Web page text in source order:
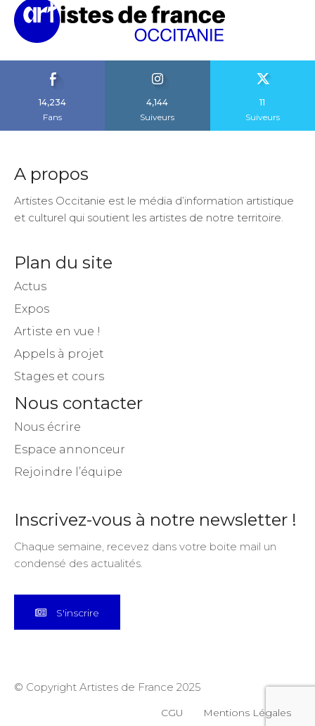
14,234
Fans
4,144
Suiveurs
11
Suiveurs
A propos
Artistes Occitanie est le média d’information artistique
et culturel qui soutient les artistes de notre territoire.
Plan du site
Actus
Expos
Artiste en vue !
Appels à projet
Stages et cours
Nous contacter
Nous écrire
Espace annonceur
Rejoindre l’équipe
Inscrivez-vous à notre newsletter !
Chaque semaine, recevez dans votre boite mail un
condensé des actualités.
S'inscrire
© Copyright Artistes de France 2025
CGU Mentions Légales